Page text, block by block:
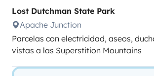
Lost Dutchman State Park
Apache Junction
Parcelas con electricidad, aseos,
vistas a las Superstition Mountains